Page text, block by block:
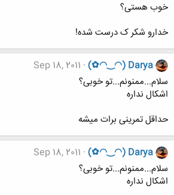
خوب هستی؟
خدارو شکر ک درست شده!
(✿◠‿◠) Darya
Sep 18, 2011
سلام...ممنونم...تو خوبی؟
اشکال نداره
حداقل تمرینی برات میشه
(✿◠‿◠) Darya
Sep 18, 2011
سلام...ممنونم...تو خوبی؟
اشکال نداره